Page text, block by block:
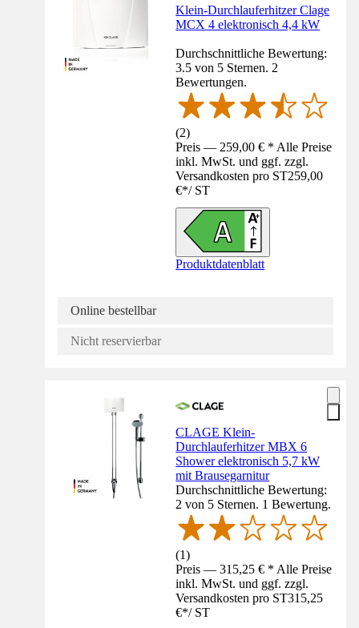
Klein-Durchlauferhitzer Clage
MCX 4 elektronisch 4,4 kW
Durchschnittliche Bewertung:
3.5 von 5 Sternen. 2
Bewertungen.
(2)
Preis — 259,00 € * Alle Preise
inkl. MwSt. und ggf. zzgl.
Versandkosten pro ST259,00
€*/ ST
Produktdatenblatt
Online bestellbar
Nicht reservierbar
CLAGE Klein-
Durchlauferhitzer MBX 6
Shower elektronisch 5,7 kW
mit Brausegarnitur
Durchschnittliche Bewertung:
2 von 5 Sternen. 1 Bewertung.
(1)
Preis — 315,25 € * Alle Preise
inkl. MwSt. und ggf. zzgl.
Versandkosten pro ST315,25
€*/ ST